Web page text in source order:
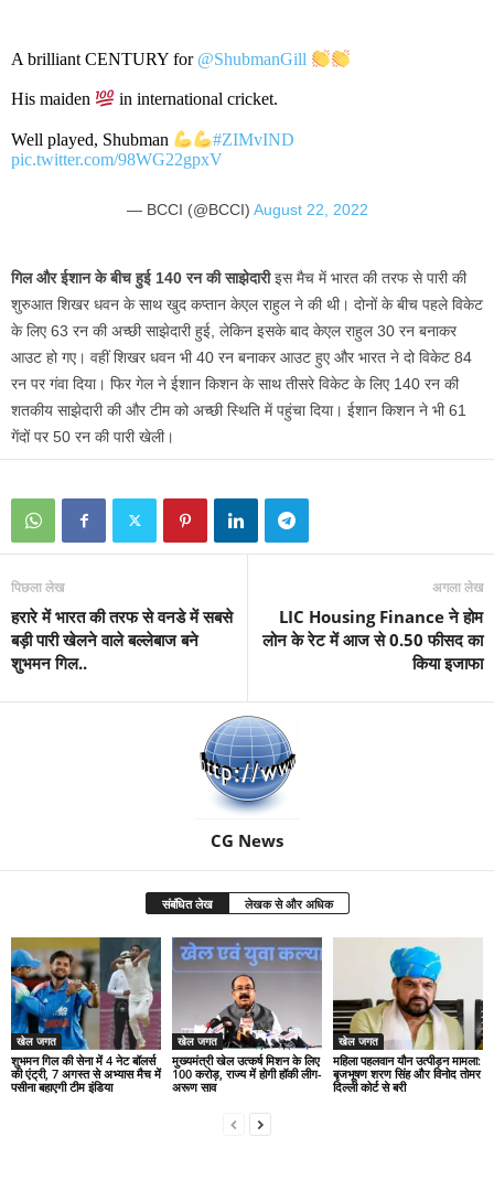
A brilliant CENTURY for @ShubmanGill
His maiden in international cricket.
Well played, Shubman
#ZIMvIND
pic.twitter.com/98WG22gpxV
— BCCI (@BCCI) August 22, 2022
गिल और ईशान के बीच हुई 140 रन की साझेदारीइस मैच में भारत की तरफ से पारी की
शुरुआत शिखर धवन के साथ खुद कप्तान केएल राहुल ने की थी। दोनों के बीच पहले विकेट
के लिए 63 रन की अच्छी साझेदारी हुई, लेकिन इसके बाद केएल राहुल 30 रन बनाकर
आउट हो गए। वहीं शिखर धवन भी 40 रन बनाकर आउट हुए और भारत ने दो विकेट 84
रन पर गंवा दिया। फिर गेल ने ईशान किशन के साथ तीसरे विकेट के लिए 140 रन की
शतकीय साझेदारी की और टीम को अच्छी स्थिति में पहुंचा दिया। ईशान किशन ने भी 61
गेंदों पर 50 रन की पारी खेली।
पिछला लेख
हरारे में भारत की तरफ से वनडे में सबसे
बड़ी पारी खेलने वाले बल्लेबाज बने
शुभमन गिल..
अगला लेख
LIC Housing Finance ने होम
लोन के रेट में आज से 0.50 फीसद का
किया इजाफा
CG News
संबंधित लेख लेखक से और अधिक
खेल जगत
शुभमन गिल की सेना में 4 नेट बॉलर्स
की एंट्री, 7 अगस्त से अभ्यास मैच में
पसीना बहाएगी टीम इंडिया
खेल जगत
मुख्यमंत्री खेल उत्कर्ष मिशन के लिए
100 करोड़, राज्य में होगी हॉकी लीग-
अरूण साव
खेल जगत
महिला पहलवान यौन उत्पीड़न मामला:
बृजभूषण शरण सिंह और विनोद तोमर
दिल्ली कोर्ट से बरी